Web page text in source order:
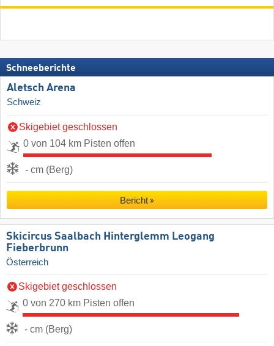
Schneeberichte
Aletsch Arena
Schweiz
Skigebiet geschlossen
0 von 104 km Pisten offen
- cm (Berg)
Bericht
Skicircus Saalbach Hinterglemm Leogang
Fieberbrunn
Österreich
Skigebiet geschlossen
0 von 270 km Pisten offen
- cm (Berg)